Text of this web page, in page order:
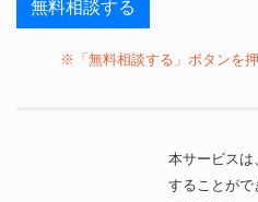
※「無料相談する」ボタンを
本サービスは
することがで